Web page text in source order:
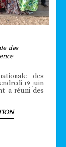
des
des
19 juin
a réuni des